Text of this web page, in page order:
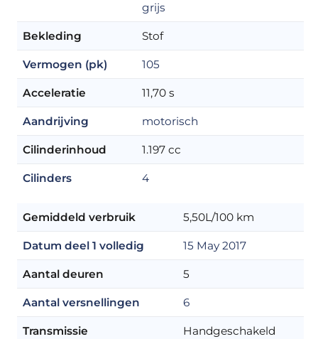
grijs
Bekleding Stof
Vermogen (pk) 105
Acceleratie 11,70 s
Aandrijving motorisch
Cilinderinhoud 1.197 cc
Cilinders 4
Gemiddeld verbruik 5,50L/100 km
Datum deel 1 volledig 15 May 2017
Aantal deuren 5
Aantal versnellingen 6
Transmissie Handgeschakeld